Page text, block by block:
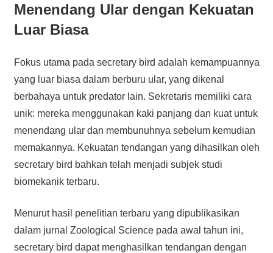
Menendang Ular dengan Kekuatan
Luar Biasa
Fokus utama pada secretary bird adalah kemampuannya
yang luar biasa dalam berburu ular, yang dikenal
berbahaya untuk predator lain. Sekretaris memiliki cara
unik: mereka menggunakan kaki panjang dan kuat untuk
menendang ular dan membunuhnya sebelum kemudian
memakannya. Kekuatan tendangan yang dihasilkan oleh
secretary bird bahkan telah menjadi subjek studi
biomekanik terbaru.
Menurut hasil penelitian terbaru yang dipublikasikan
dalam jurnal Zoological Science pada awal tahun ini,
secretary bird dapat menghasilkan tendangan dengan